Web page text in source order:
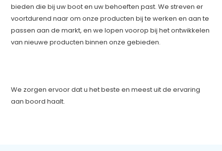
bieden die bij uw boot en uw behoeften past. We streven er
voortdurend naar om onze producten bij te werken en aan te
passen aan de markt, en we lopen voorop bij het ontwikkelen
van nieuwe producten binnen onze gebieden.
We zorgen ervoor dat u het beste en meest uit de ervaring
aan boord haalt.